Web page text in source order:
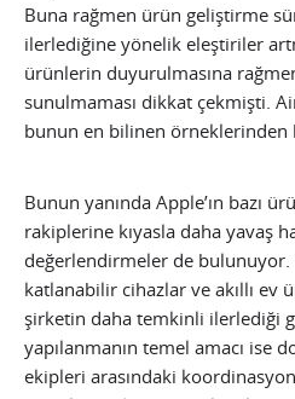
Buna rağmen ürün geliştirme
ilerlediğine yönelik eleştiriler
ürünlerin duyurulmasına
sunulmaması dikkat çekmişti.
bunun en bilinen örneklerinden
Bunun yanında Apple’ın bazı
rakiplerine kıyasla daha yavaş
değerlendirmeler de bulunuyor.
katlanabilir cihazlar ve akıllı ev
şirketin daha temkinli ilerlediği
yapılanmanın temel amacı ise
ekipleri arasındaki